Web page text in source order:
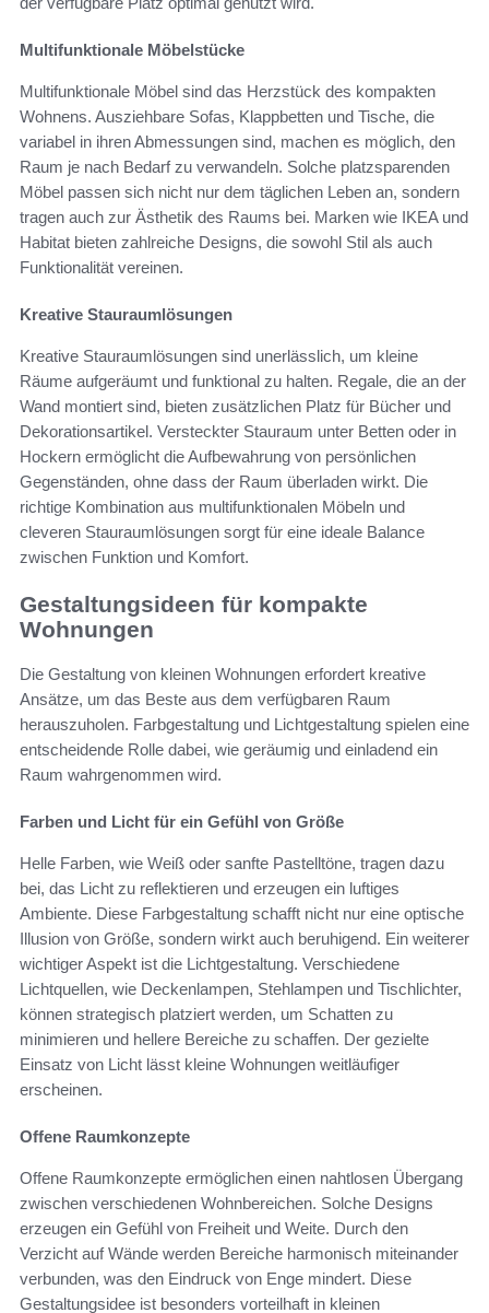
Multifunktionale Möbelstücke
Multifunktionale Möbel sind das Herzstück des kompakten
Wohnens. Ausziehbare Sofas, Klappbetten und Tische, die
variabel in ihren Abmessungen sind, machen es möglich, den
Raum je nach Bedarf zu verwandeln. Solche platzsparenden
Möbel passen sich nicht nur dem täglichen Leben an, sondern
tragen auch zur Ästhetik des Raums bei. Marken wie IKEA und
Habitat bieten zahlreiche Designs, die sowohl Stil als auch
Funktionalität vereinen.
Kreative Stauraumlösungen
Kreative Stauraumlösungen sind unerlässlich, um kleine
Räume aufgeräumt und funktional zu halten. Regale, die an der
Wand montiert sind, bieten zusätzlichen Platz für Bücher und
Dekorationsartikel. Versteckter Stauraum unter Betten oder in
Hockern ermöglicht die Aufbewahrung von persönlichen
Gegenständen, ohne dass der Raum überladen wirkt. Die
richtige Kombination aus multifunktionalen Möbeln und
cleveren Stauraumlösungen sorgt für eine ideale Balance
zwischen Funktion und Komfort.
Gestaltungsideen für kompakte
Wohnungen
Die Gestaltung von kleinen Wohnungen erfordert kreative
Ansätze, um das Beste aus dem verfügbaren Raum
herauszuholen. Farbgestaltung und Lichtgestaltung spielen eine
entscheidende Rolle dabei, wie geräumig und einladend ein
Raum wahrgenommen wird.
Farben und Licht für ein Gefühl von Größe
Helle Farben, wie Weiß oder sanfte Pastelltöne, tragen dazu
bei, das Licht zu reflektieren und erzeugen ein luftiges
Ambiente. Diese Farbgestaltung schafft nicht nur eine optische
Illusion von Größe, sondern wirkt auch beruhigend. Ein weiterer
wichtiger Aspekt ist die Lichtgestaltung. Verschiedene
Lichtquellen, wie Deckenlampen, Stehlampen und Tischlichter,
können strategisch platziert werden, um Schatten zu
minimieren und hellere Bereiche zu schaffen. Der gezielte
Einsatz von Licht lässt kleine Wohnungen weitläufiger
erscheinen.
Offene Raumkonzepte
Offene Raumkonzepte ermöglichen einen nahtlosen Übergang
zwischen verschiedenen Wohnbereichen. Solche Designs
erzeugen ein Gefühl von Freiheit und Weite. Durch den
Verzicht auf Wände werden Bereiche harmonisch miteinander
verbunden, was den Eindruck von Enge mindert. Diese
Gestaltungsidee ist besonders vorteilhaft in kleinen